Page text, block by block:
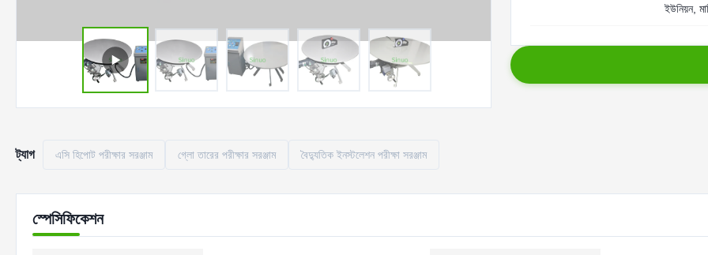
ইউনিয়ন,
ট্যাগ এসি হিপোট পরীক্ষার সরঞ্জাম গ্লো তারের পরীক্ষার সরঞ্জাম বৈদ্যুতিক ইনস্টলেশন পরীক্ষা সরঞ্জাম
স্পেসিফিকেশন